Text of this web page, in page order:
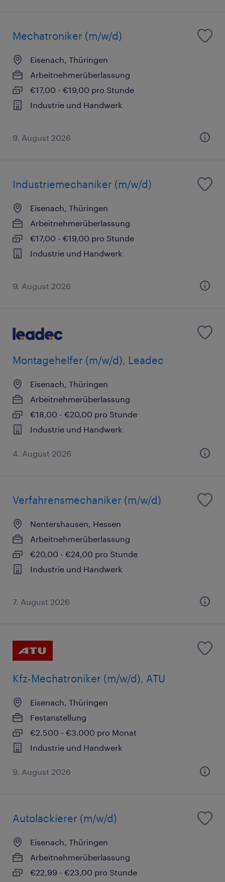
Mechatroniker (m/w/d)
Eisenach, Thüringen
Arbeitnehmerüberlassung
€17,00 - €19,00 pro Stunde
Industrie und Handwerk
9. August 2026
Industriemechaniker (m/w/d)
Eisenach, Thüringen
Arbeitnehmerüberlassung
€17,00 - €19,00 pro Stunde
Industrie und Handwerk
9. August 2026
Montagehelfer (m/w/d), Leadec
Eisenach, Thüringen
Arbeitnehmerüberlassung
€18,00 - €20,00 pro Stunde
Industrie und Handwerk
4. August 2026
Verfahrensmechaniker (m/w/d)
Nentershausen, Hessen
Arbeitnehmerüberlassung
€20,00 - €24,00 pro Stunde
Industrie und Handwerk
7. August 2026
Kfz-Mechatroniker (m/w/d), ATU
Eisenach, Thüringen
Festanstellung
€2.500 - €3.000 pro Monat
Industrie und Handwerk
9. August 2026
Autolackierer (m/w/d)
Eisenach, Thüringen
Arbeitnehmerüberlassung
€22,99 - €23,00 pro Stunde